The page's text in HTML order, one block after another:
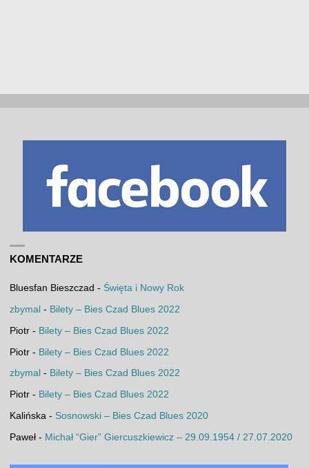
KOMENTARZE
Bluesfan Bieszczad - Święta i Nowy Rok
zbymal - Bilety – Bies Czad Blues 2022
Piotr- Bilety – Bies Czad Blues 2022
Piotr- Bilety – Bies Czad Blues 2022
zbymal - Bilety – Bies Czad Blues 2022
Piotr- Bilety – Bies Czad Blues 2022
Kalińska - Sosnowski – Bies Czad Blues 2020
Paweł- Michał “Gier” Giercuszkiewicz – 29.09.1954 / 27.07.2020